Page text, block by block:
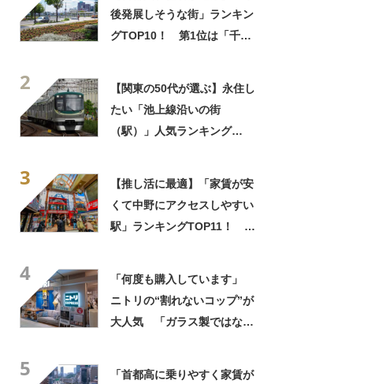
後発展しそうな街」ランキン
グTOP10！ 第1位は「千葉
2
【関東の50代が選ぶ】永住し
たい「池上線沿いの街
（駅）」人気ランキング
3
【推し活に最適】「家賃が安
くて中野にアクセスしやすい
駅」ランキングTOP11！ 第
4
「何度も購入しています」
ニトリの“割れないコップ”が
大人気 「ガラス製ではない
5
「首都高に乗りやすく家賃が